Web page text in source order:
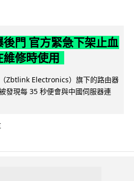
門 官方緊急下架止血
修時使用
Zbtlink Electronics）旗下的路由器
發現每 35 秒便會與中國伺服器連